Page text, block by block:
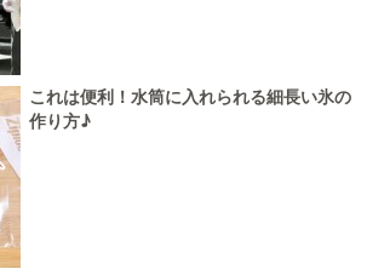
これは便利！水筒に入れられる細長い氷の
作り方♪